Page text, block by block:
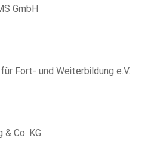
GmbH
Fort- und Weiterbildung e.V.
Co. KG